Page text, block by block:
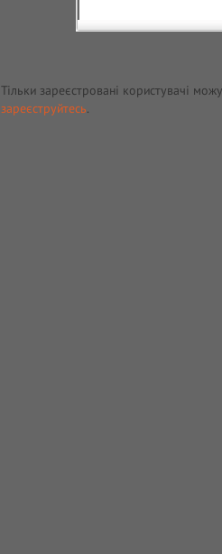
Тільки зареєстровані користувачі
зареєструйтесь.